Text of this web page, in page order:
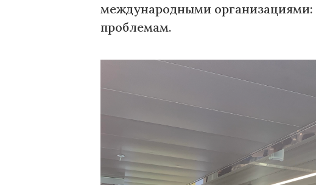
международными организациями:
проблемам.